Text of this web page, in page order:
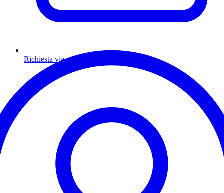
Richiesta via email